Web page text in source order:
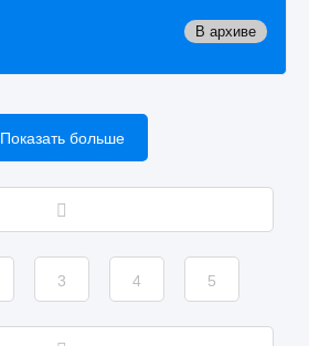
В архиве
Показать больше
3 4 5